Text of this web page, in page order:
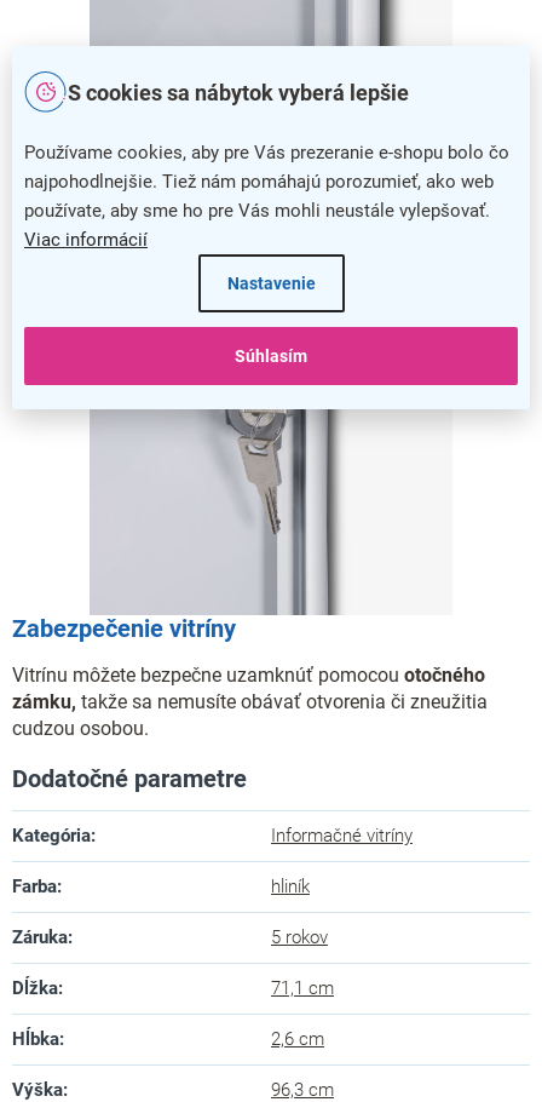
S cookies sa nábytok vyberá lepšie
Používame cookies, aby pre Vás prezeranie e-shopu bolo čo
najpohodlnejšie. Tiež nám pomáhajú porozumieť, ako web
používate, aby sme ho pre Vás mohli neustále vylepšovať.
Viac informácií
Nastavenie
Súhlasím
Ultratenká elegancia
elegantnému dizajnu určite pritiahne pozornosť.
Zabezpečenie vitríny
Vitrínu môžete bezpečne uzamknúť pomocou otočného
zámku, takže sa nemusíte obávať otvorenia či zneužitia
cudzou osobou.
Dodatočné parametre
Kategória: Informačné vitríny
Farba: hliník
Záruka: 5 rokov
Dĺžka: 71,1 cm
Hĺbka: 2,6 cm
Výška: 96,3 cm